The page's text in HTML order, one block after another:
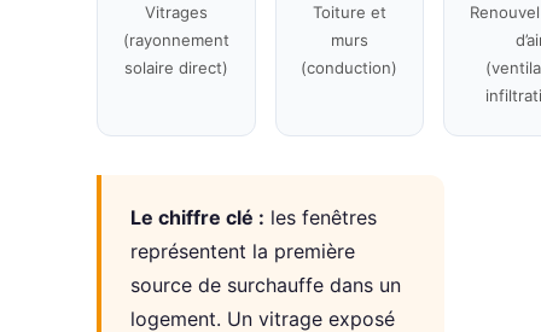
Vitrages
(rayonnement
solaire direct)
Toiture et
murs
(conduction)
Le chiffre clé : les fenêtres
représentent la première
source de surchauffe dans un
logement. Un vitrage exposé